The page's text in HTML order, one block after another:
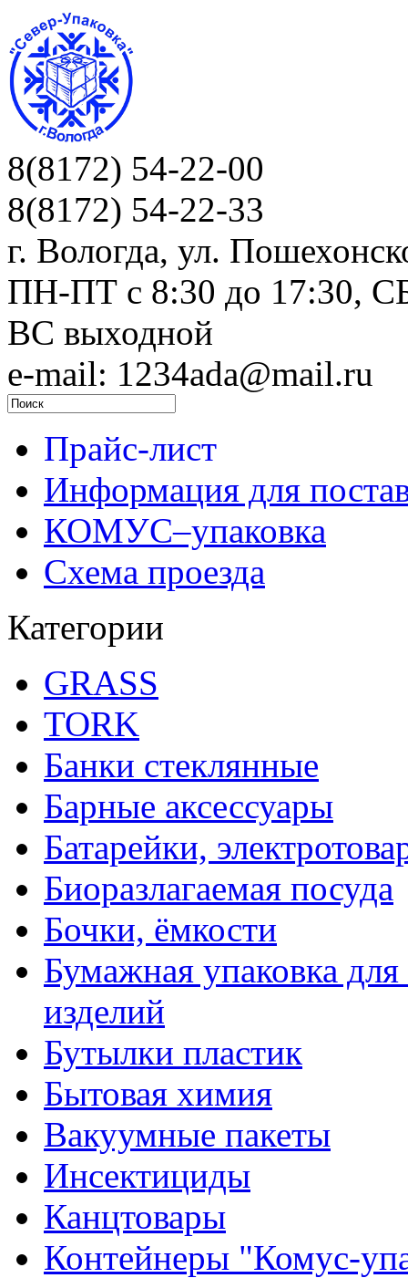
8(8172) 54-22-00
8(8172) 54-22-33
г. Вологда, ул.
ПН-ПТ c 8:30 до 17:30,
ВС выходной
e-mail: 1234ada@mail.ru
Прайс-лист
Информация для
КОМУС–упаковка
Схема проезда
Категории
GRASS
TORK
Банки стеклянные
Барные аксессуары
Батарейки,
Биоразлагаемая посуда
Бочки, ёмкости
Бумажная упаковка
изделий
Бутылки пластик
Бытовая химия
Вакуумные пакеты
Инсектициды
Канцтовары
Контейнеры "Комус-